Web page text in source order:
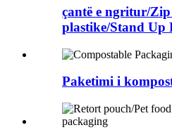
çantë e ngritur/Zip
plastike/Stand Up
Paketimi i